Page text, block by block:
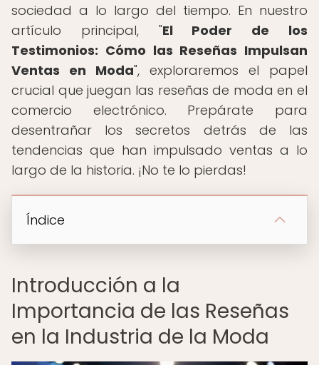
sociedad a lo largo del tiempo. En nuestro
artículo principal, "El Poder de los
Testimonios: Cómo las Reseñas Impulsan
Ventas en Moda", exploraremos el papel
crucial que juegan las reseñas de moda en el
comercio electrónico. Prepárate para
desentrañar los secretos detrás de las
tendencias que han impulsado ventas a lo
largo de la historia. ¡No te lo pierdas!
Índice
Introducción a la
Importancia de las Reseñas
en la Industria de la Moda